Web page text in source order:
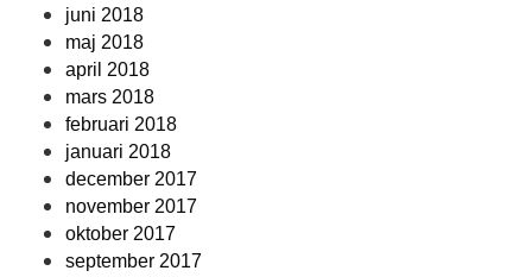
juni 2018
maj 2018
april 2018
mars 2018
februari 2018
januari 2018
december 2017
november 2017
oktober 2017
september 2017